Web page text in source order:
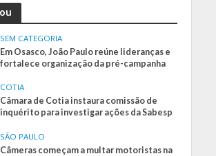
SEM CATEGORIA
Em Osasco, João Paulo reúne lideranças e
fortalece organização da pré-campanha
COTIA
Câmara de Cotia instaura comissão de
inquérito para investigar ações da Sabesp
SÃO PAULO
Câmeras começam a multar motoristas na